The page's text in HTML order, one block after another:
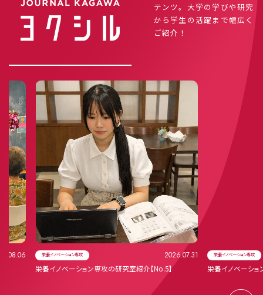
テンツ。大学の学びや研究
から学生の活躍まで幅広く
ご紹介！
栄養イノベーション専攻 2026.07.31
栄養イノベーション専攻の研究室紹介【No.5】
栄養イノベーション専攻
栄養イノベーション専攻